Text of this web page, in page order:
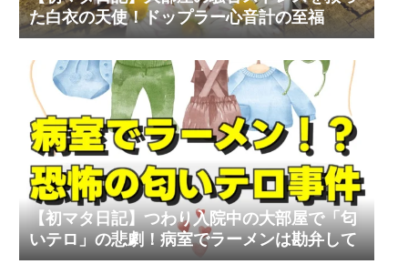
た白衣の天使！ドップラー心音計の至福
【初マタ日記】つわり入院中の大部屋で「匂
いテロ」の悲劇！病室でラーメンは勘弁して